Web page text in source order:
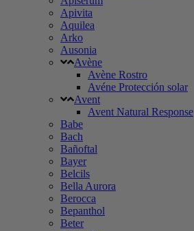
Apivita
Aquilea
Arko
Ausonia
Avène
Avène Rostro
Avéne Protección solar
Avent
Avent Natural Response
Babe
Bach
Bañoftal
Bayer
Belcils
Bella Aurora
Berocca
Bepanthol
Beter